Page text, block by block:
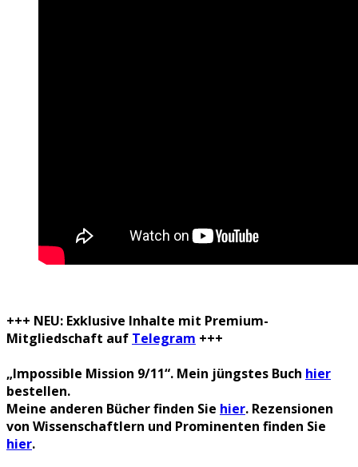
+++ NEU: Exklusive Inhalte mit Premium-
Mitgliedschaft auf Telegram +++
„Impossible Mission 9/11“. Mein jüngstes Buch hier
bestellen.
Meine anderen Bücher finden Sie hier. Rezensionen
von Wissenschaftlern und Prominenten finden Sie
hier.